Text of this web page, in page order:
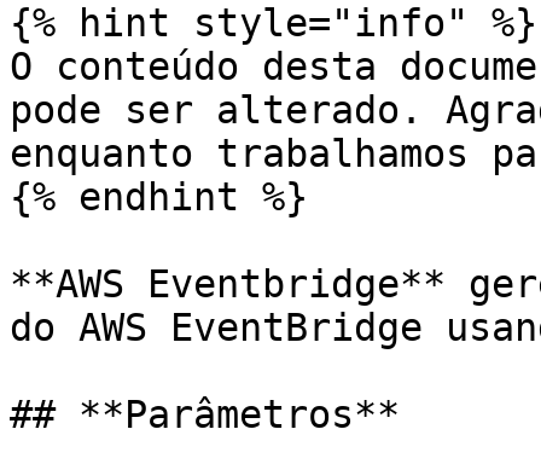
{% hint style="info" %}
O conteúdo desta
pode ser alterado.
enquanto trabalhamos
{% endhint %}
**AWS Eventbridge**
do AWS EventBridge
## **Parâmetros**